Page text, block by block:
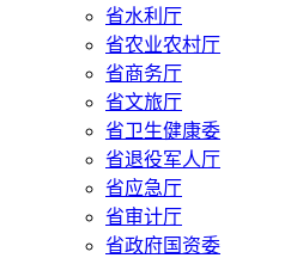
省水利厅
省农业农村厅
省商务厅
省文旅厅
省卫生健康委
省退役军人厅
省应急厅
省审计厅
省政府国资委